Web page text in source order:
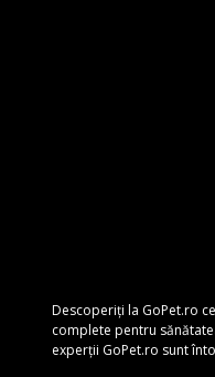
Descoperiți la GoPet.ro
complete pentru
experții GoPet.ro sunt